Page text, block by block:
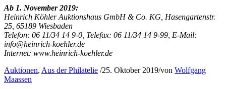
Ab 1. November 2019:
Heinrich Köhler Auktionshaus GmbH & Co. KG, Hasengartenstr.
25, 65189 Wiesbaden
Telefon: 06 11/34 14 9-0, Telefax: 06 11/34 14 9-99, E-Mail:
info@heinrich-koehler.de
Internet: www.heinrich-koehler.de
Auktionen, Aus der Philatelie /25. Oktober 2019/von Wolfgang
Maassen